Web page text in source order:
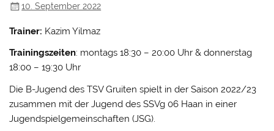
10. September 2022
Trainer: Kazim Yilmaz
Trainingszeiten: montags 18:30 – 20:00 Uhr & donnerstag
18:00 – 19:30 Uhr
Die B-Jugend des TSV Gruiten spielt in der Saison 2022/23
zusammen mit der Jugend des SSVg 06 Haan in einer
Jugendspielgemeinschaften (JSG).